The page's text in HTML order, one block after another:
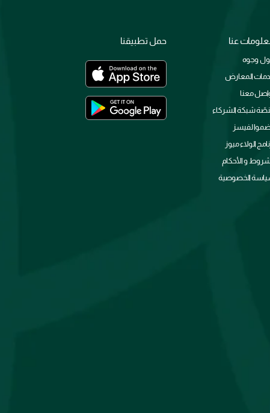
عنا
وجوه
المعارض
معنا
شبكة الشركاء
لفيسز
الولاء ميوز
و الأحكام
الخصوصية
حمل تطبيقنا